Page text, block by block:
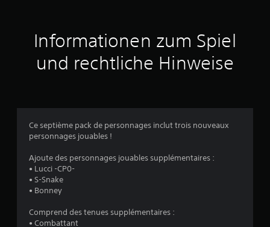
u
s
Informationen zum Spiel
und rechtliche Hinweise
Ce septième pack de personnages inclut trois nouveaux
personnages jouables !
Ajoute des personnages jouables supplémentaires :
• Lucci -CP0-
• S-Snake
• Bonney
Comprend des tenues supplémentaires :
• Combattant